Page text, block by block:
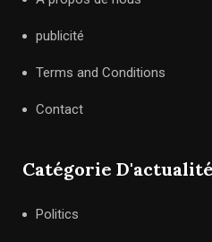
publicité
Terms and Conditions
Contact
Catégorie D'actualité
Politics